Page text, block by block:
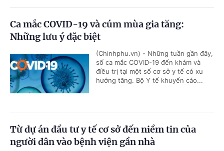
Ca mắc COVID-19 và cúm mùa gia tăng:
Những lưu ý đặc biệt
(Chinhphu.vn) - Những tuần gần đây,
số ca mắc COVID-19 đến khám và
điều trị tại một số cơ sở y tế có xu
hướng tăng. Bộ Y tế khuyến cáo...
Từ dự án đầu tư y tế cơ sở đến niềm tin của
người dân vào bệnh viện gần nhà